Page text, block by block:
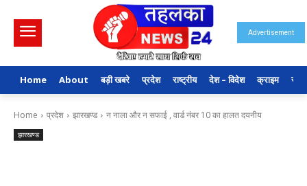
Advertisement
Home About बड़ी खबरे प्रदेश राष्ट्रीय देश – विदेश क्राइम
Home प्रदेश झारखण्ड न नाला और न सफाई , वार्ड नंबर 10 का हालत दयनीय
झारखण्ड